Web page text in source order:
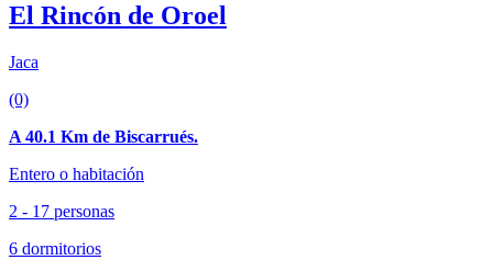
El Rincón de Oroel
Jaca
(0)
A 40.1 Km de Biscarrués.
Entero o habitación
2 - 17 personas
6 dormitorios